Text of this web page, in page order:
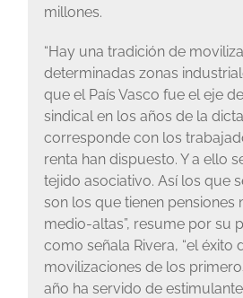
millones.
“Hay una tradición de
determinadas zonas
que el País Vasco fue el eje
sindical en los años de la
corresponde con los
renta han dispuesto. Y a ello
tejido asociativo. Así los que
son los que tienen pensiones
medio-altas”, resume por su
como señala Rivera, “el éxito
movilizaciones de los
año ha servido de